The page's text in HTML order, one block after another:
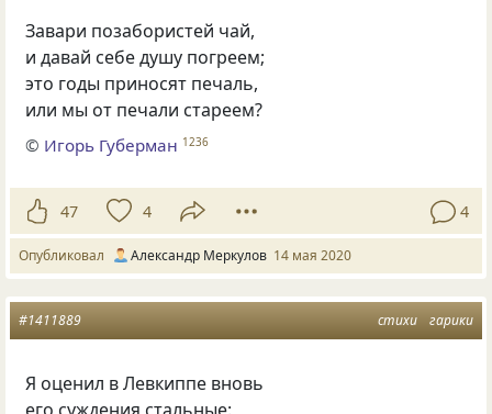
Завари позабористей чай,
и давай себе душу погреем;
это годы приносят печаль,
или мы от печали стареем?
© Игорь Губерман 1236
47 4 4
Опубликовал Александр Меркулов 14 мая 2020
стихи гарики
#1411889
Я оценил в Левкиппе вновь